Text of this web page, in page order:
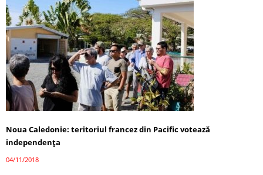
Noua Caledonie: teritoriul francez din Pacific votează
independența
04/11/2018